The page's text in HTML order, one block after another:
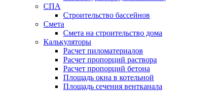
СПА
Строительство бассейнов
Смета
Смета на строительство дома
Калькуляторы
Расчет пиломатериалов
Расчет пропорций раствора
Расчет пропорций бетона
Площадь окна в котельной
Площадь сечения вентканала